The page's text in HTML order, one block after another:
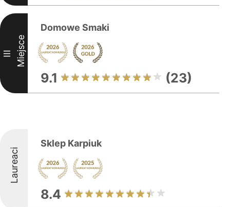
III Miejsce
Domowe Smaki
9.1 (23)
Laureaci
Sklep Karpiuk
8.4